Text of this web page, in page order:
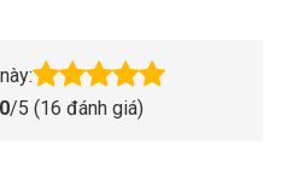
/5 (16 đánh giá)